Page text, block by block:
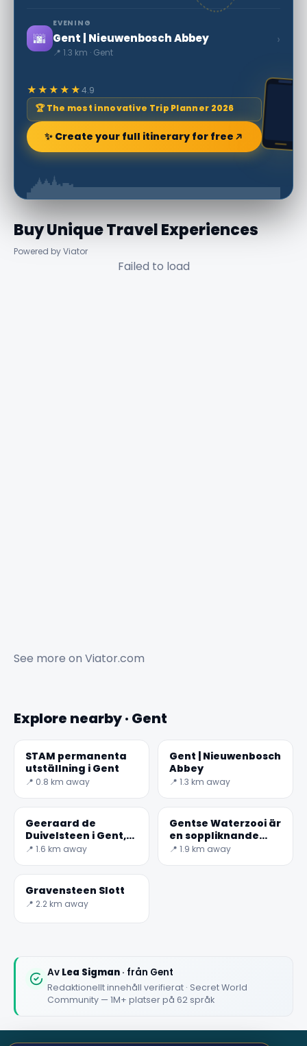
🌆
EVENING
Gent | Nieuwenbosch Abbey
📍 1.3 km · Gent
›
★★★★★4.9
🏆 The most innovative Trip Planner 2026
✨ Create your full itinerary for free
Buy Unique Travel Experiences
Powered by Viator
Failed to load
See more on Viator.com
Explore nearby · Gent
STAM permanenta
utställning i Gent
📍 0.8 km away
Gent | Nieuwenbosch
Abbey
📍 1.3 km away
Geeraard de
Duivelsteen i Gent,
Belgien
📍 1.6 km away
Gentse Waterzooi är
en soppliknande
gryta
📍 1.9 km away
Gravensteen Slott
📍 2.2 km away
Av Lea Sigman · från Gent
Redaktionellt innehåll verifierat · Secret World
Community — 1M+ platser på 62 språk
★★★★★